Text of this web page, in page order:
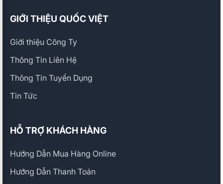
GIỚI THIỆU QUỐC VIỆT
Giới thiệu Công Ty
Thông Tin Liên Hệ
Thông Tin Tuyển Dụng
Tin Tức
HỖ TRỢ KHÁCH HÀNG
Hướng Dẫn Mua Hàng Online
Hướng Dẫn Thanh Toán